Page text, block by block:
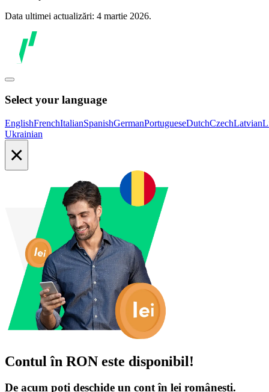
Data ultimei actualizări: 4 martie 2026.
Select your language
EnglishFrenchItalianSpanishGermanPortugueseDutchCzechLatvian
Ukrainian
×
Contul în RON este disponibil!
De acum poți deschide un cont în lei românești.